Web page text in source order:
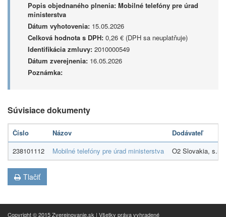
Popis objednaného plnenia: Mobilné telefóny pre úrad
ministerstva
Dátum vyhotovenia: 15.05.2026
Celková hodnota s DPH: 0,26 € (DPH sa neuplatňuje)
Identifikácia zmluvy: 2010000549
Dátum zverejnenia: 16.05.2026
Poznámka:
Súvisiace dokumenty
Číslo Názov
Dodávateľ
238101112
Mobilné telefóny pre úrad ministerstva O2 Slovakia, s.r.o.
Tlačiť
Copyright © 2015 Zverejnovanie.sk | Všetky práva vyhradené